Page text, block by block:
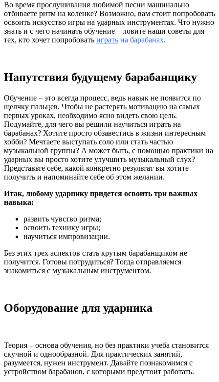
Во время прослушивания любимой песни машинально
отбиваете ритм на коленке? Возможно, вам стоит попробовать
освоить искусство игры на ударных инструментах. Что нужно
знать и с чего начинать обучение – ловите наши советы для
тех, кто хочет попробовать играть на барабанах.
Напутствия будущему барабанщику
Обучение – это всегда процесс, ведь навык не появится по
щелчку пальцев. Чтобы не растерять мотивацию на самых
первых уроках, необходимо ясно видеть свою цель.
Подумайте, для чего вы решили научиться играть на
барабанах? Хотите просто обзавестись в жизни интересным
хобби? Мечтаете выступать соло или стать частью
музыкальной группы? А может быть, с помощью практики на
ударных вы просто хотите улучшить музыкальный слух?
Представьте себе, какой конкретно результат вы хотите
получить и напоминайте себе об этом желании.
Итак, любому ударнику придется освоить три важных
навыка:
развить чувство ритма;
освоить технику игры;
научиться импровизации.
Без этих трех аспектов стать крутым барабанщиком не
получится. Готовы потрудиться? Тогда отправляемся
знакомиться с музыкальным инструментом.
Оборудование для ударника
Теория – основа обучения, но без практики учеба становится
скучной и однообразной. Для практических занятий,
разумеется, нужен инструмент. Давайте познакомимся с
устройством барабанов, с которыми предстоит работать.